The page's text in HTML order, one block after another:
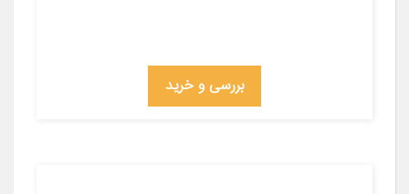
بررسی و خرید